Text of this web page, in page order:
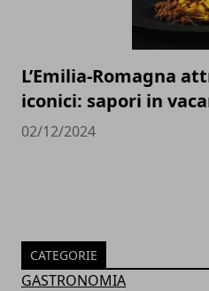
L’Emilia-Romagna
iconici: sapori in
02/12/2024
CATEGORIE
GASTRONOMIA